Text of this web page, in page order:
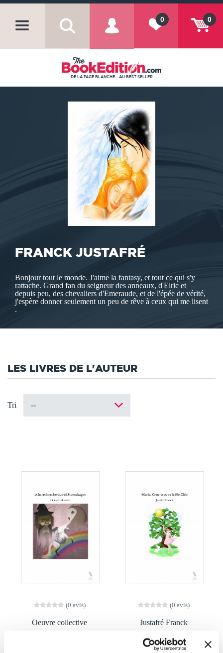
0
0
DE LA PAGE BLANCHE... AU BEST SELLER
FRANCK JUSTAFRÉ
Bonjour tout le monde. J'aime la fantasy, et tout ce qui s'y
rattache. Grand fan du seigneur des anneaux, d'Elric et
depuis peu, des chevaliers d'Emeraude, et de l'épée de vérité,
j'espère donner seulement un peu de rêve à ceux qui me lisent
.
LES LIVRES DE L'AUTEUR
Tri
(0 avis)
Oeuvre collective
(0 avis)
Justafré Franck
MARIE, CROC-CROC
ET LA FÉE CLÉO